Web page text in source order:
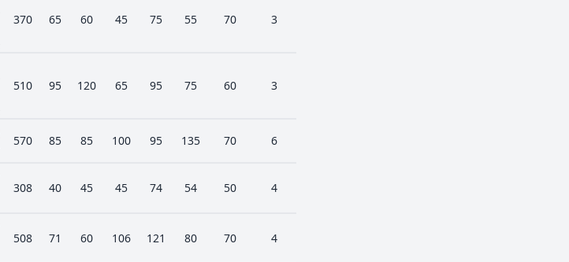
370 65 60 45 75 55 70 3
510 95 120 65 95 75 60 3
570 85 85 100 95 135 70 6
308 40 45 45 74 54 50 4
508 71 60 106 121 80 70 4